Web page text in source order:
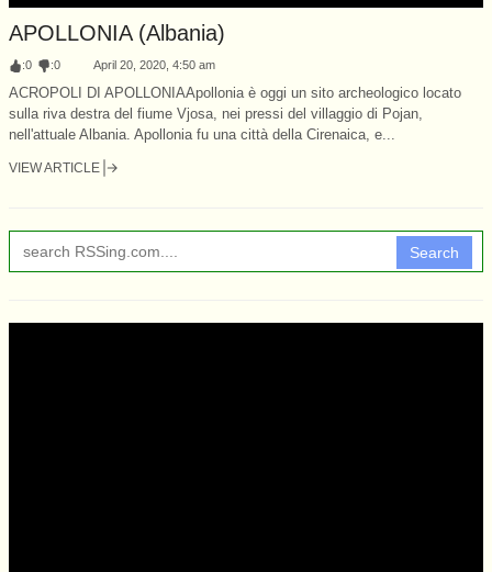
APOLLONIA (Albania)
:0 :0 April 20, 2020, 4:50 am
ACROPOLI DI APOLLONIAApollonia è oggi un sito archeologico locato
sulla riva destra del fiume Vjosa, nei pressi del villaggio di Pojan,
nell'attuale Albania. Apollonia fu una città della Cirenaica, e...
VIEW ARTICLE
Search